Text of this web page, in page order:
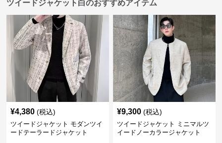
ツイードジャケット白のおすすめアイテム
¥4,380 (税込)
ツイードジャケット モダンツイ
ードテーラードジャケット
¥9,300 (税込)
ツイードジャケット ミニマルツ
イードノーカラージャケット